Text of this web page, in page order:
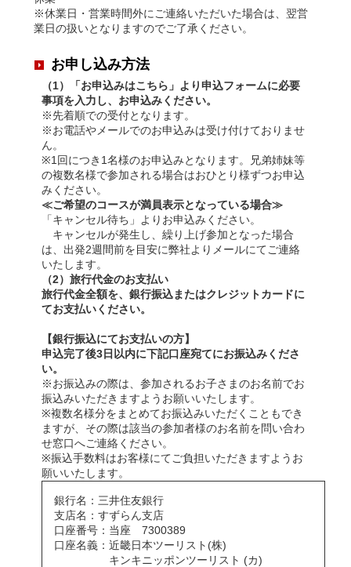
※休業日・営業時間外にご連絡いただいた場合は、翌営
業日の扱いとなりますのでご了承ください。
お申し込み方法
（1）「お申込みはこちら」より申込フォームに必要
事項を入力し、お申込みください。
※先着順での受付となります。
※お電話やメールでのお申込みは受け付けておりませ
ん。
※1回につき1名様のお申込みとなります。兄弟姉妹等
の複数名様で参加される場合はおひとり様ずつお申込
みください。
≪ご希望のコースが満員表示となっている場合≫
「キャンセル待ち」よりお申込みください。
キャンセルが発生し、繰り上げ参加となった場合
は、出発2週間前を目安に弊社よりメールにてご連絡
いたします。
（2）旅行代金のお支払い
旅行代金全額を、銀行振込またはクレジットカードに
てお支払いください。
【銀行振込にてお支払いの方】
申込完了後3日以内に下記口座宛てにお振込みくださ
い。
※お振込みの際は、参加されるお子さまのお名前でお
振込みいただきますようお願いいたします。
※複数名様分をまとめてお振込みいただくこともでき
ますが、その際は該当の参加者様のお名前を問い合わ
せ窓口へご連絡ください。
※振込手数料はお客様にてご負担いただきますようお
願いいたします。
銀行名：三井住友銀行
支店名：すずらん支店
口座番号：当座 7300389
口座名義：近畿日本ツーリスト(株)
キンキニッポンツーリスト (カ)